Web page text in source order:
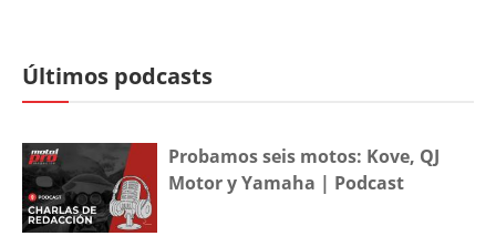
Últimos podcasts
Probamos seis motos: Kove, QJ
Motor y Yamaha | Podcast